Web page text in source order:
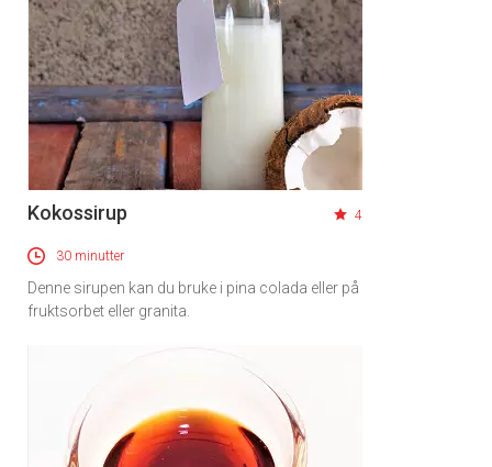
Kokossirup 4
30 minutter
Denne sirupen kan du bruke i pina colada eller på
fruktsorbet eller granita.